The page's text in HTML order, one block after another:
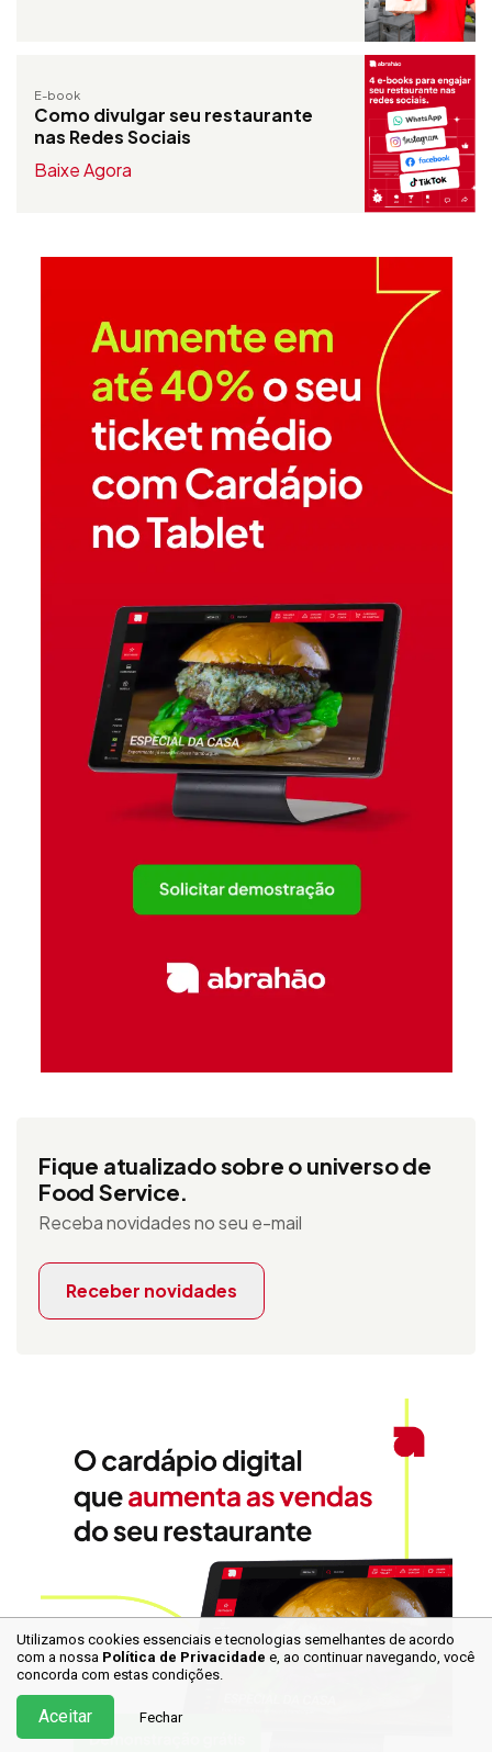
E-book
Como divulgar seu restaurante
nas Redes Sociais
Baixe Agora
Fique atualizado sobre o universo de
Food Service.
Receba novidades no seu e-mail
Receber novidades
Utilizamos cookies essenciais e tecnologias semelhantes de acordo
com a nossa Política de Privacidade e, ao continuarnavegando, você
concorda com estas condições.
Aceitar Fechar